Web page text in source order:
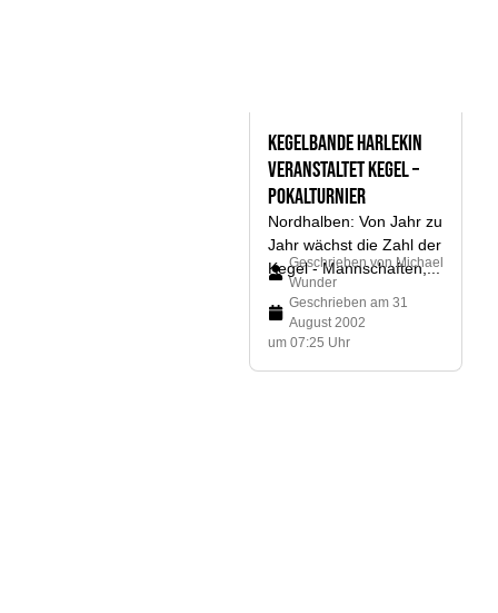
Kegelbande Harlekin
veranstaltet Kegel –
Pokalturnier
Nordhalben: Von Jahr zu
Jahr wächst die Zahl der
Kegel - Mannschaften,...
Geschrieben vonMichael
Wunder
Geschrieben am 31
August 2002
um 07:25 Uhr